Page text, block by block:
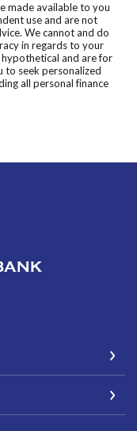
made available to you
use and are not
We cannot and do
in regards to your
and are for
to seek personalized
all personal finance